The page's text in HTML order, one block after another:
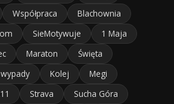
Współpraca
Blachownia
SieMotywuje
1 Maja
Maraton
Święta
Kolej
Megi
Strava
Sucha Góra